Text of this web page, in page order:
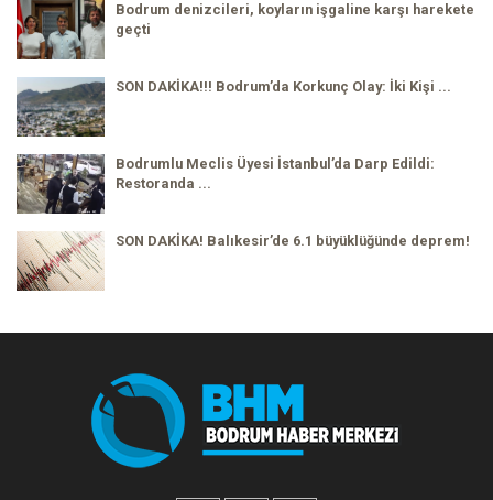
Bodrum denizcileri, koyların işgaline karşı harekete
geçti
SON DAKİKA!!! Bodrum’da Korkunç Olay: İki Kişi ...
Bodrumlu Meclis Üyesi İstanbul’da Darp Edildi:
Restoranda ...
SON DAKİKA! Balıkesir’de 6.1 büyüklüğünde deprem!